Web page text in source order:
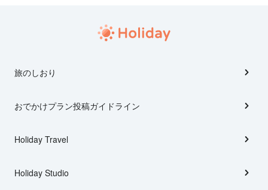
旅のしおり
おでかけプラン投稿ガイドライン
Holiday Travel
Holiday Studio